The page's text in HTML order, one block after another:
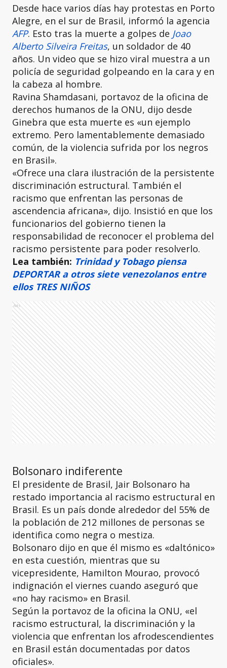
Desde hace varios días hay protestas en Porto
Alegre, en el sur de Brasil, informó la agencia
AFP. Esto tras la muerte a golpes de Joao
Alberto Silveira Freitas, un soldador de 40
años. Un video que se hizo viral muestra a un
policía de seguridad golpeando en la cara y en
la cabeza al hombre.
Ravina Shamdasani, portavoz de la oficina de
derechos humanos de la ONU, dijo desde
Ginebra que esta muerte es «un ejemplo
extremo. Pero lamentablemente demasiado
común, de la violencia sufrida por los negros
en Brasil».
«Ofrece una clara ilustración de la persistente
discriminación estructural. También el
racismo que enfrentan las personas de
ascendencia africana», dijo. Insistió en que los
funcionarios del gobierno tienen la
responsabilidad de reconocer el problema del
racismo persistente para poder resolverlo.
Lea también: Trinidad y Tobago piensa
DEPORTAR a otros siete venezolanos entre
ellos TRES NIÑOS
Ads
Bolsonaro indiferente
El presidente de Brasil, Jair Bolsonaro ha
restado importancia al racismo estructural en
Brasil. Es un país donde alrededor del 55% de
la población de 212 millones de personas se
identifica como negra o mestiza.
Bolsonaro dijo en que él mismo es «daltónico»
en esta cuestión, mientras que su
vicepresidente, Hamilton Mourao, provocó
indignación el viernes cuando aseguró que
«no hay racismo» en Brasil.
Según la portavoz de la oficina la ONU, «el
racismo estructural, la discriminación y la
violencia que enfrentan los afrodescendientes
en Brasil están documentadas por datos
oficiales».